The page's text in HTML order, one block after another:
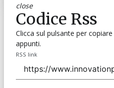
close
Codice Rss
Clicca sul pulsante per copiare
appunti.
RSS link